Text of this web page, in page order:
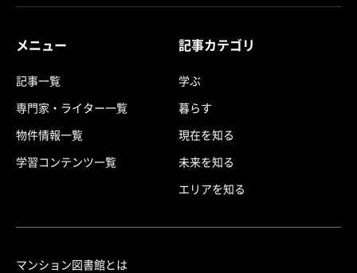
メニュー
記事一覧
専門家・ライター一覧
物件情報一覧
学習コンテンツ一覧
記事カテゴリ
学ぶ
暮らす
現在を知る
未来を知る
エリアを知る
マンション図書館とは